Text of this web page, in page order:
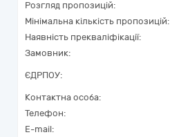
Розгляд пропозицій:
Мінімальна кількість пропозицій:
Наявність прекваліфікації:
Замовник:
ЄДРПОУ:
Контактна особа:
Телефон:
E-mail: